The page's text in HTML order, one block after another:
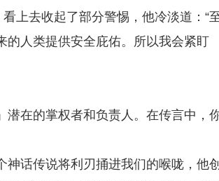
上去收起了部分警惕，他冷淡道：“
的人类提供安全庇佑。所以我会紧盯
潜在的掌权者和负责人。在传言中，
神话传说将利刃捅进我们的喉咙，他创